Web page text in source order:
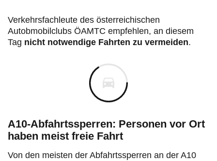
Verkehrsfachleute des österreichischen
Autobmobilclubs ÖAMTC empfehlen, an diesem
Tag nicht notwendige Fahrten zu vermeiden.
A10-Abfahrtssperren: Personen vor Ort
haben meist freie Fahrt
Von den meisten der Abfahrtssperren an der A10